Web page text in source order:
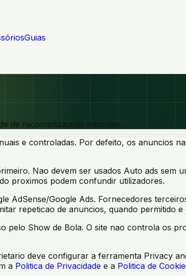
Guias
de recomendacoes editoriais.
e controladas. Por defeito, os anuncios
Nao devem ser usados Auto ads sem
proximos podem confundir utilizadores.
AdSense/Google Ads. Fornecedores
repeticao de anuncios, quando permitido
pelo Show de Bola. O site nao controla os
deve configurar a ferramenta Privacy
a Politica de Privacidade e a Politica de